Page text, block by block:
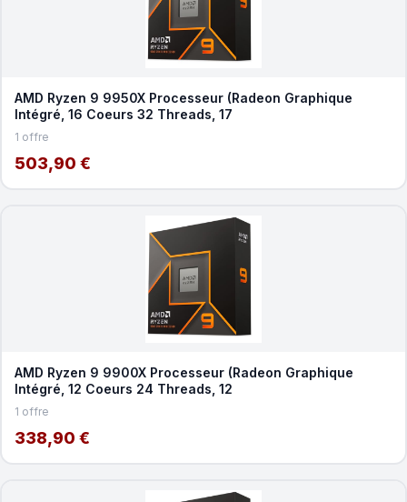
AMD Ryzen 9 9950X Processeur (Radeon Graphique
Intégré, 16 Coeurs 32 Threads, 17
1 offre
503,90 €
AMD Ryzen 9 9900X Processeur (Radeon Graphique
Intégré, 12 Coeurs 24 Threads, 12
1 offre
338,90 €